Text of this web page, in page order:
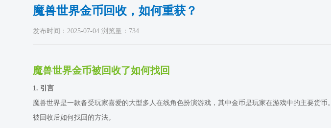
魔兽世界金币回收，如何重获？
发布时间：2025-07-04 浏览量：734
魔兽世界金币被回收了如何找回
1. 引言
魔兽世界是一款备受玩家喜爱的大型多人在线角色扮演游戏，其中金币是玩家在游戏中的主要货
被回收后如何找回的方法。